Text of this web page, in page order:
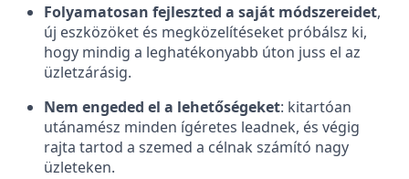
Folyamatosan fejleszted a saját módszereidet,
új eszközöket és megközelítéseket próbálsz ki,
hogy mindig a leghatékonyabb úton juss el az
üzletzárásig.
Nem engeded el a lehetőségeket: kitartóan
utánamész minden ígéretes leadnek, és végig
rajta tartod a szemed a célnak számító nagy
üzleteken.